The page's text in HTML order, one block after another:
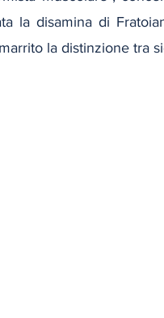
la disamina di
la distinzione tra